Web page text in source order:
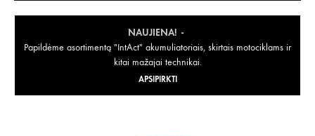
NAUJIENA!
Papildėme asortimentą "IntAct" akumuliatoriais, skirtais motociklams ir
kitai mažajai technikai.
APSIPIRKTI